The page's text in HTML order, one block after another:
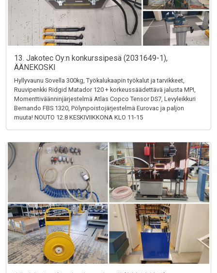
13. Jakotec Oy:n konkurssipesä (2031649-1),
ÄÄNEKOSKI
Hyllyvaunu Sovella 300kg, Työkalukaapin työkalut ja tarvikkeet,
Ruuvipenkki Ridgid Matador 120 + korkeussäädettävä jalusta MPI,
Momenttiväänninjärjestelmä Atlas Copco Tensor DS7, Levyleikkuri
Bernando FBS 1320, Pölynpoistojärjestelmä Eurovac ja paljon
muuta! NOUTO 12.8 KESKIVIIKKONA KLO 11-15